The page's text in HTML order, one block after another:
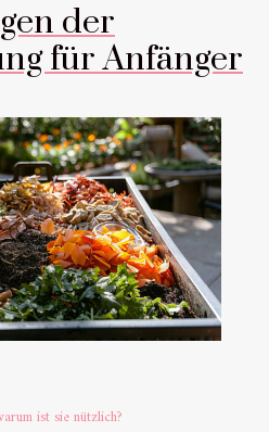
der
für Anfänger
ist sie nützlich?